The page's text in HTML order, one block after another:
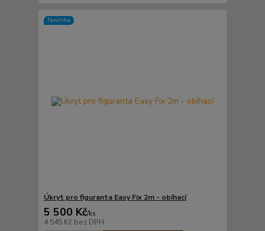
Novinka
Úkryt pro figuranta Easy Fix 2m - obíhací
5 500 Kč/ks
4 545 Kč bez DPH